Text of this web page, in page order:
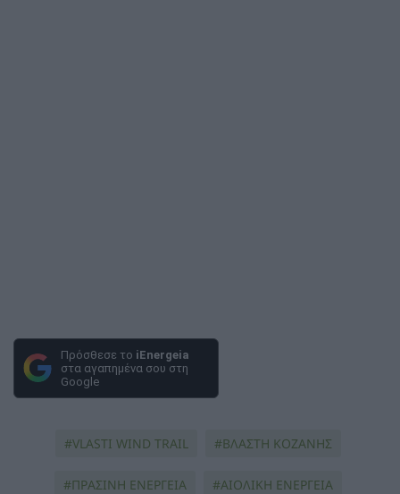
Πρόσθεσε το iEnergeia
στα αγαπημένα σου στη
Google
VLASTI WIND TRAIL ΒΛΑΣΤΗ ΚΟΖΑΝΗΣ
ΠΡΑΣΙΝΗ ΕΝΕΡΓΕΙΑ ΑΙΟΛΙΚΗ ΕΝΕΡΓΕΙΑ